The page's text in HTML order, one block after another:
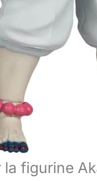
la figurine